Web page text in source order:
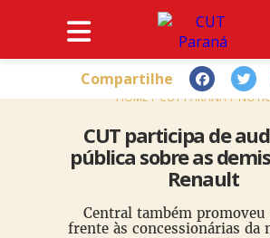
HOME CUT PARANÁ
CUT participa de
pública sobre as
Renault
Central também promoveu
frente às concessionárias da
Compartilhe